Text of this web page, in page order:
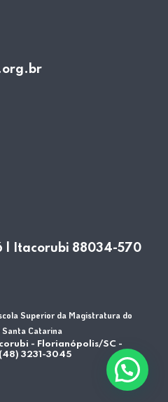
| Itacorubi 88034-570
Superior da Magistratura do
Santa Catarina
- Florianópolis/SC -
3231-3045